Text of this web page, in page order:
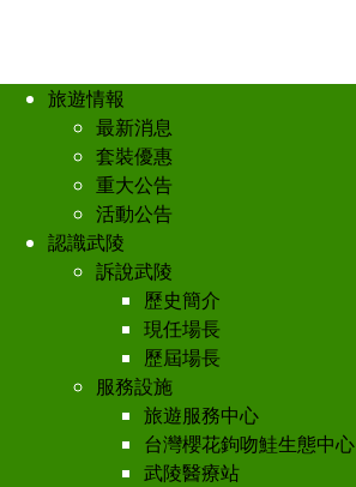
旅遊情報
最新消息
套裝優惠
重大公告
活動公告
認識武陵
訴說武陵
歷史簡介
現任場長
歷屆場長
服務設施
旅遊服務中心
台灣櫻花鉤吻鮭生態中心
武陵醫療站